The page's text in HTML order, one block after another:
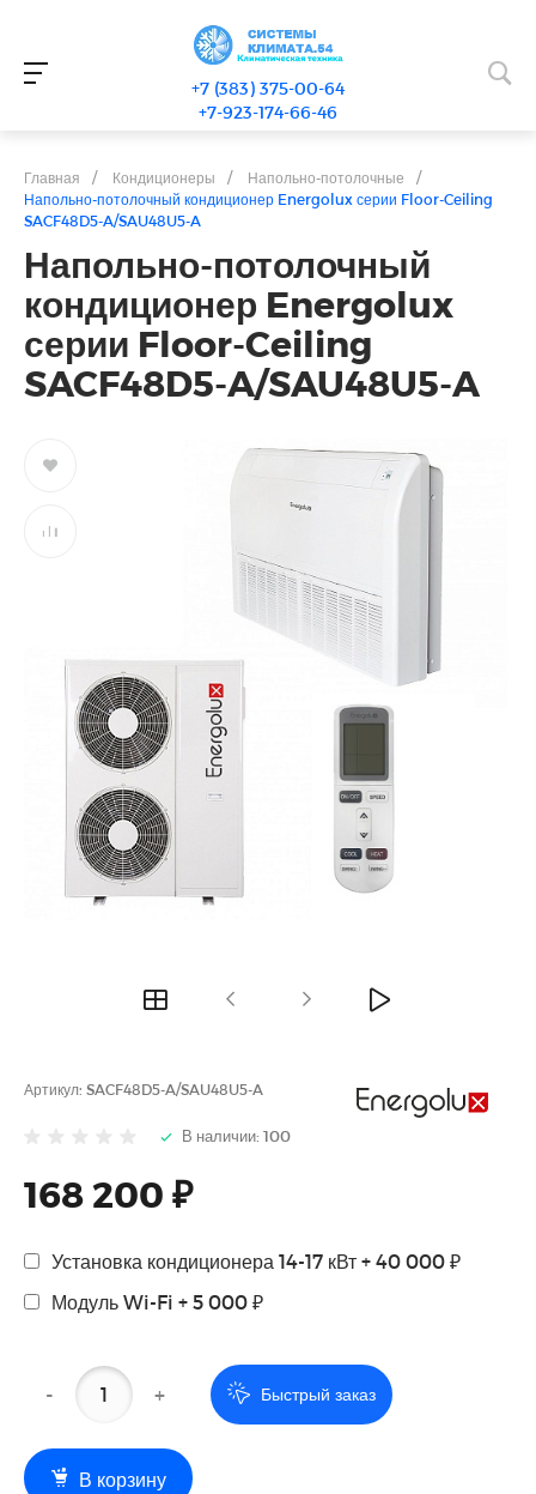
+7 (383) 375-00-64
+7-923-174-66-46
Главная / Кондиционеры / Напольно-потолочные
/
Напольно-потолочный кондиционер Energolux серии Floor-Ceiling
SACF48D5-A/SAU48U5-A
Напольно-потолочный
кондиционер Energolux
серии Floor-Ceiling
SACF48D5-A/SAU48U5-A
Артикул: SACF48D5-A/SAU48U5-A
В наличии: 100
168 200 ₽
Установка кондиционера 14-17 кВт + 40 000 ₽
Модуль Wi-Fi + 5 000 ₽
- + Быстрый заказ
В корзину